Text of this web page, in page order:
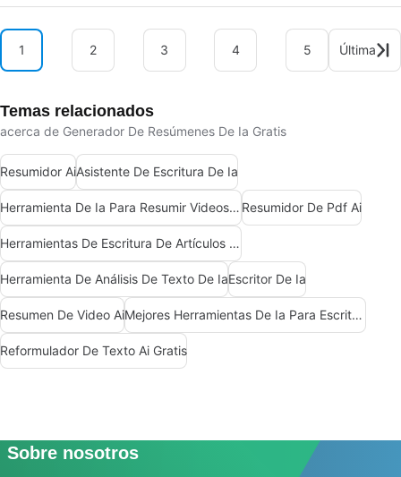
1 2 3 4 5 Última
Temas relacionados
acerca de Generador De Resúmenes De Ia Gratis
Resumidor AiAsistente De Escritura De Ia
Herramienta De Ia Para Resumir Videos De Youtube Resumidor De Pdf Ai
Herramientas De Escritura De Artículos De Ia
Herramienta De Análisis De Texto De IaEscritor De Ia
Resumen De Video Ai Mejores Herramientas De Ia Para Escritores
Reformulador De Texto Ai Gratis
Sobre nosotros